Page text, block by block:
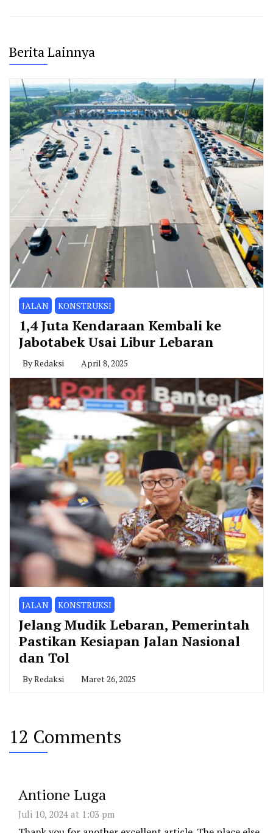
Berita Lainnya
JALAN KONSTRUKSI
1,4 Juta Kendaraan Kembali ke
Jabotabek Usai Libur Lebaran
ByRedaksi April 8, 2025
JALAN KONSTRUKSI
Jelang Mudik Lebaran, Pemerintah
Pastikan Kesiapan Jalan Nasional
dan Tol
ByRedaksi Maret 26, 2025
12 Comments
Antione Luga
Juli 10, 2024 at 1:03 pm